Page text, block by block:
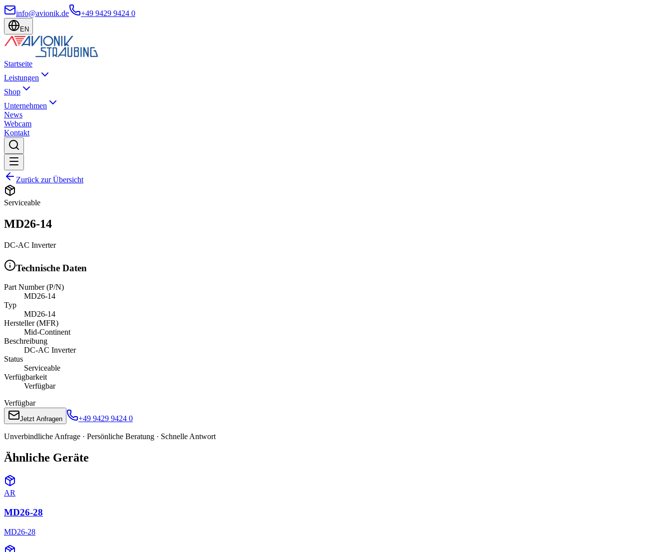
info@avionik.de +49 9429 9424 0
EN
Startseite
Leistungen
Shop
Unternehmen
News
Webcam
Kontakt
Zurück zur Übersicht
Serviceable
MD26-14
DC-AC Inverter
Technische Daten
Part Number (P/N)
MD26-14
Typ
MD26-14
Hersteller (MFR)
Mid-Continent
Beschreibung
DC-AC Inverter
Status
Serviceable
Verfügbarkeit
Verfügbar
Verfügbar
Jetzt Anfragen +49 9429 9424 0
Unverbindliche Anfrage · Persönliche Beratung · Schnelle Antwort
Ähnliche Geräte
AR
MD26-28
MD26-28